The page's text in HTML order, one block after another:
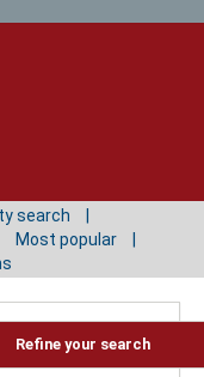
search
Most popular
Refine your search